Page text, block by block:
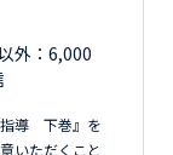
外：6,000
指導 下巻』を
いただくこと